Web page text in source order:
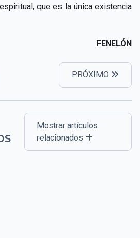
que es la única existencia
FENELÓN
PRÓXIMO
Mostrar artículos
relacionados